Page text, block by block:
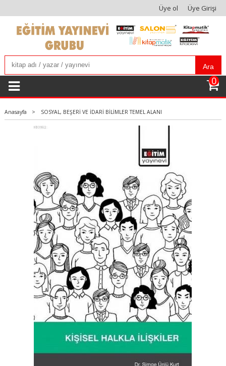
Üye ol Üye Girişi
Ara
0
Anasayfa > SOSYAL, BEŞERİ VE İDARİ BİLİMLER TEMEL ALANI